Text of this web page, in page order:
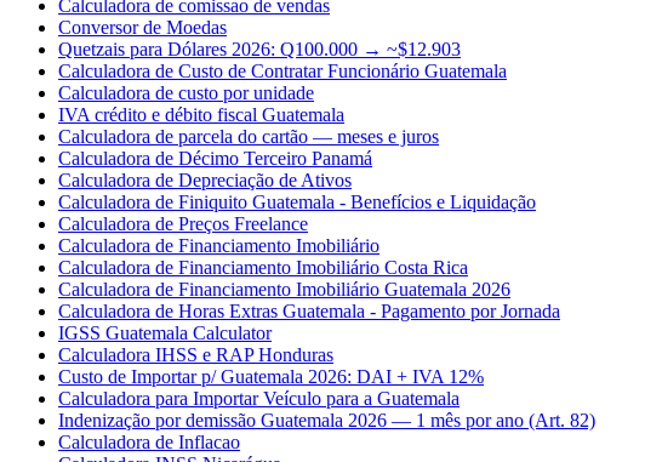
Calculadora de comissao de vendas
Conversor de Moedas
Quetzais para Dólares 2026: Q100.000 → ~$12.903
Calculadora de Custo de Contratar Funcionário Guatemala
Calculadora de custo por unidade
IVA crédito e débito fiscal Guatemala
Calculadora de parcela do cartão — meses e juros
Calculadora de Décimo Terceiro Panamá
Calculadora de Depreciação de Ativos
Calculadora de Finiquito Guatemala - Benefícios e Liquidação
Calculadora de Preços Freelance
Calculadora de Financiamento Imobiliário
Calculadora de Financiamento Imobiliário Costa Rica
Calculadora de Financiamento Imobiliário Guatemala 2026
Calculadora de Horas Extras Guatemala - Pagamento por Jornada
IGSS Guatemala Calculator
Calculadora IHSS e RAP Honduras
Custo de Importar p/ Guatemala 2026: DAI + IVA 12%
Calculadora para Importar Veículo para a Guatemala
Indenização por demissão Guatemala 2026 — 1 mês por ano (Art. 82)
Calculadora de Inflacao